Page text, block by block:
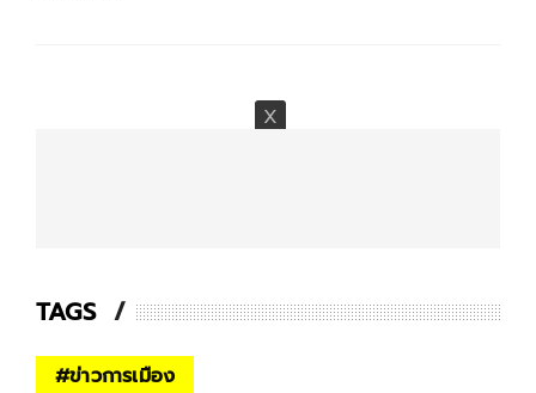
TAGS
#ข่าวการเมือง